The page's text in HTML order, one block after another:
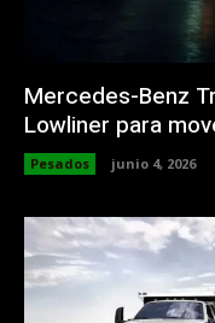
Mercedes-Benz
Lowliner para
Pesados junio 4, 2026